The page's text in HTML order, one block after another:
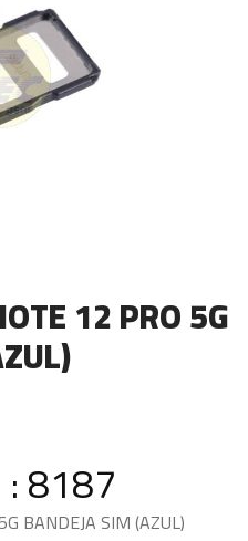
12 PRO 5G
8187
BANDEJA SIM (AZUL)